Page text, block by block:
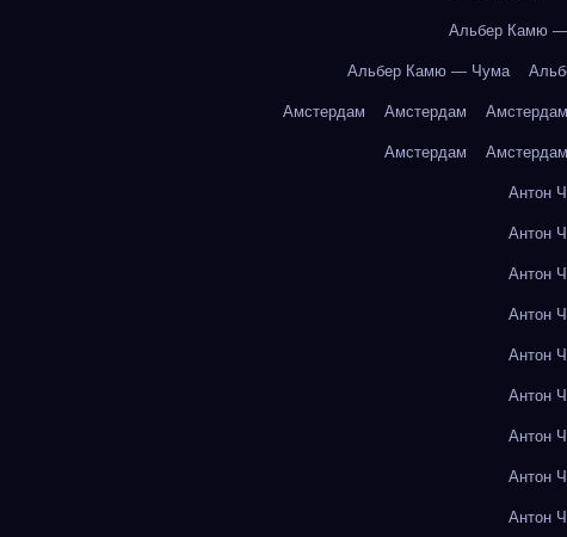
Альбер Камю
Альбер Камю — Чума
Амстердам Амстердам Амстердам
Амстердам Амстердам
Антон
Антон
Антон
Антон
Антон
Антон
Антон
Антон
Антон